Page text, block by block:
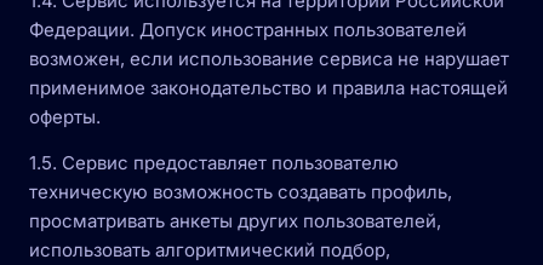
Федерации. Допуск иностранных пользователей
возможен, если использование сервиса не нарушает
применимое законодательство и правила настоящей
оферты.
1.5. Сервис предоставляет пользователю
техническую возможность создавать профиль,
просматривать анкеты других пользователей,
использовать алгоритмический подбор,